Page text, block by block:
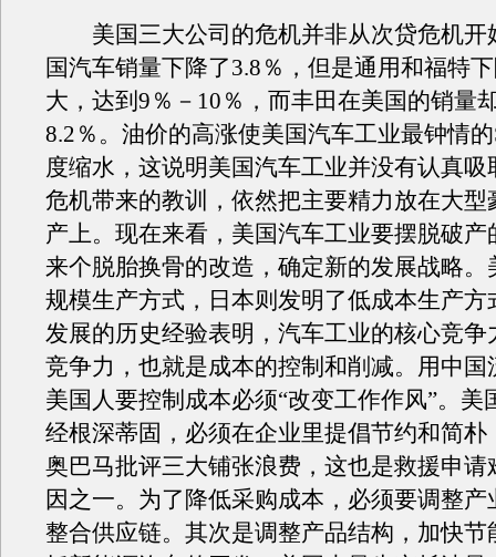
美国三大公司的危机并非从次贷危机开
国汽车销量下降了3.8％，但是通用和福特
大，达到9％－10％，而丰田在美国的销量
8.2％。油价的高涨使美国汽车工业最钟情
度缩水，这说明美国汽车工业并没有认真吸
危机带来的教训，依然把主要精力放在大型
产上。现在来看，美国汽车工业要摆脱破产
来个脱胎换骨的改造，确定新的发展战略。
规模生产方式，日本则发明了低成本生产方
发展的历史经验表明，汽车工业的核心竞争
竞争力，也就是成本的控制和削减。用中国
美国人要控制成本必须“改变工作作风”。美
经根深蒂固，必须在企业里提倡节约和简朴
奥巴马批评三大铺张浪费，这也是救援申请
因之一。为了降低采购成本，必须要调整产
整合供应链。其次是调整产品结构，加快节